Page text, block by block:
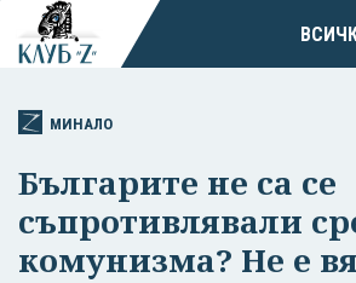
МИНАЛО
Българите не са се
съпротивлявали
комунизма? Не е